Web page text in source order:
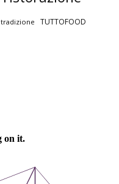
tradizione TUTTOFOOD